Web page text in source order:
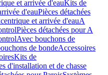
et arrivée d'eauKits de
d'eauPièces détachées
et arrivée d'eauA
Pièces détachées pour A
Avec bouchons de
de bondeAccessoires
Kits de
d'installation et de chasse